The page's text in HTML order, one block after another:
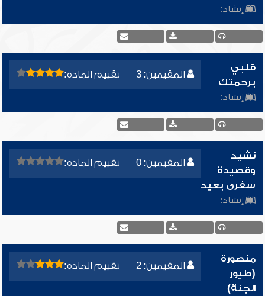
إنشاد:
المقيمين: 3 تقييم المادة:
قلبي
برحمتك
إنشاد:
المقيمين: 0 تقييم المادة:
نشيد
وقصيدة
سفرى بعيد
إنشاد:
المقيمين: 2 تقييم المادة:
منصورة
(طيور
الجنة)